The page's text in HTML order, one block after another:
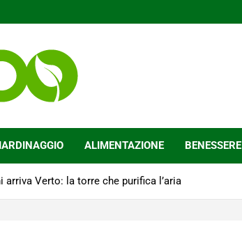
ALIMENTAZIONE BENESSERE
arriva Verto: la torre che purifica l’aria